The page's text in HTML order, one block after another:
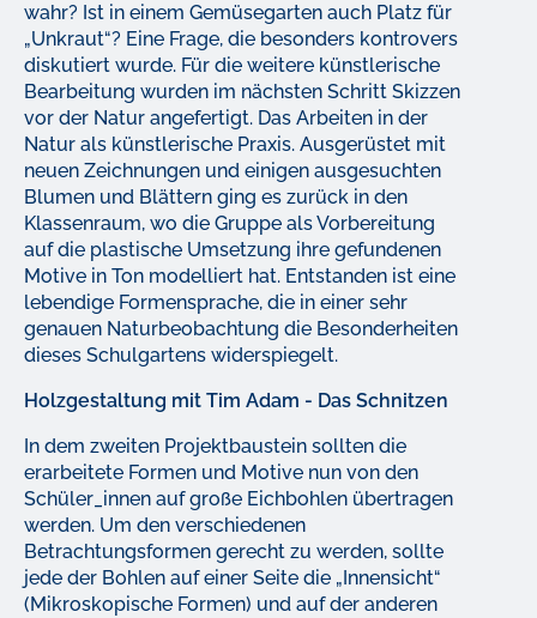
wahr? Ist in einem Gemüsegarten auch Platz für
„Unkraut“? Eine Frage, die besonders kontrovers
diskutiert wurde. Für die weitere künstlerische
Bearbeitung wurden im nächsten Schritt Skizzen
vor der Natur angefertigt. Das Arbeiten in der
Natur als künstlerische Praxis. Ausgerüstet mit
neuen Zeichnungen und einigen ausgesuchten
Blumen und Blättern ging es zurück in den
Klassenraum, wo die Gruppe als Vorbereitung
auf die plastische Umsetzung ihre gefundenen
Motive in Ton modelliert hat. Entstanden ist eine
lebendige Formensprache, die in einer sehr
genauen Naturbeobachtung die Besonderheiten
dieses Schulgartens widerspiegelt.
Holzgestaltung mit Tim Adam - Das Schnitzen
In dem zweiten Projektbaustein sollten die
erarbeitete Formen und Motive nun von den
Schüler_innen auf große Eichbohlen übertragen
werden. Um den verschiedenen
Betrachtungsformen gerecht zu werden, sollte
jede der Bohlen auf einer Seite die „Innensicht“
(Mikroskopische Formen) und auf der anderen